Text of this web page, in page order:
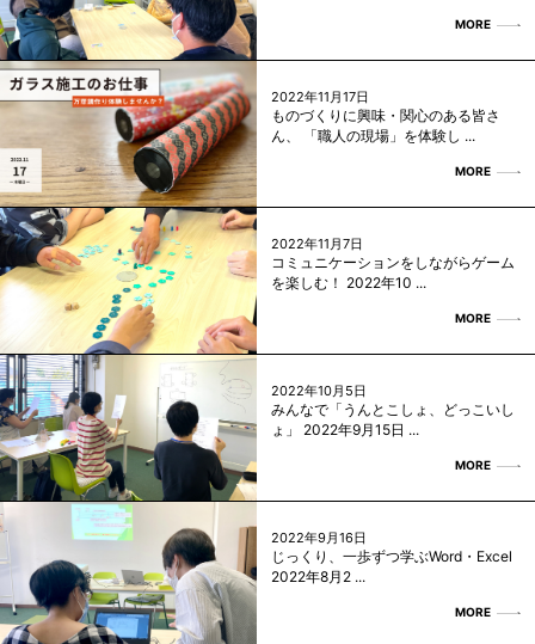
MORE
2022年11月17日
ものづくりに興味・関心のある皆さ
ん、 「職人の現場」を体験し ...
MORE
2022年11月7日
コミュニケーションをしながらゲーム
を楽しむ！ 2022年10 ...
MORE
2022年10月5日
みんなで「うんとこしょ、どっこいし
ょ」 2022年9月15日 ...
MORE
2022年9月16日
じっくり、一歩ずつ学ぶWord・Excel
2022年8月2 ...
MORE